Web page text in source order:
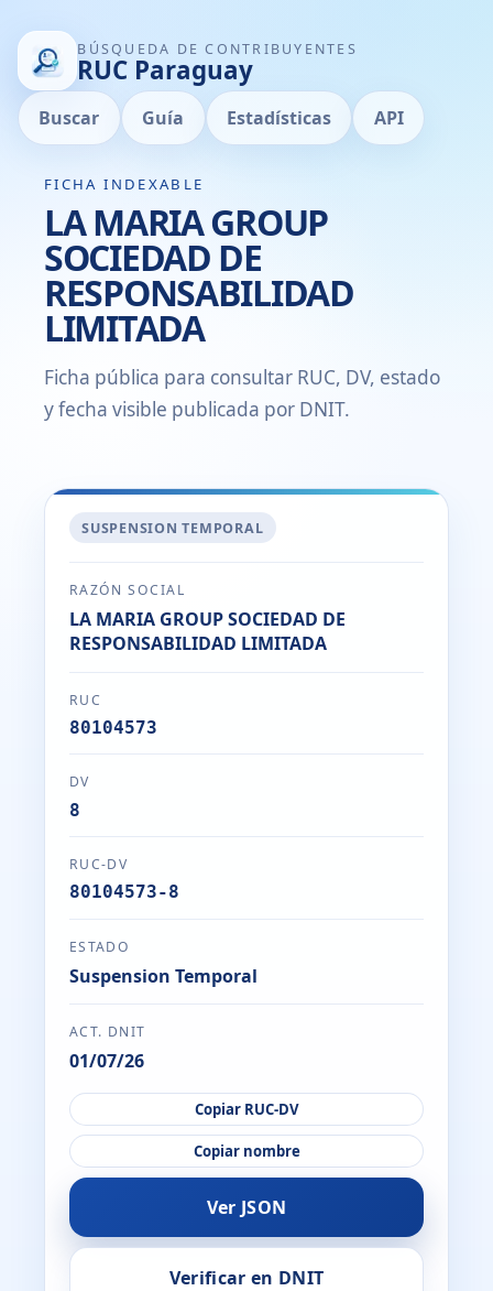
BÚSQUEDA DE CONTRIBUYENTES
RUC Paraguay
Buscar Guía Estadísticas API
FICHA INDEXABLE
LA MARIA GROUP
SOCIEDAD DE
RESPONSABILIDAD
LIMITADA
Ficha pública para consultar RUC, DV, estado
y fecha visible publicada por DNIT.
SUSPENSION TEMPORAL
RAZÓN SOCIAL
LA MARIA GROUP SOCIEDAD DE
RESPONSABILIDAD LIMITADA
RUC
80104573
DV
8
RUC-DV
80104573-8
ESTADO
Suspension Temporal
ACT. DNIT
01/07/26
Copiar RUC-DV
Copiar nombre
Ver JSON
Verificar en DNIT